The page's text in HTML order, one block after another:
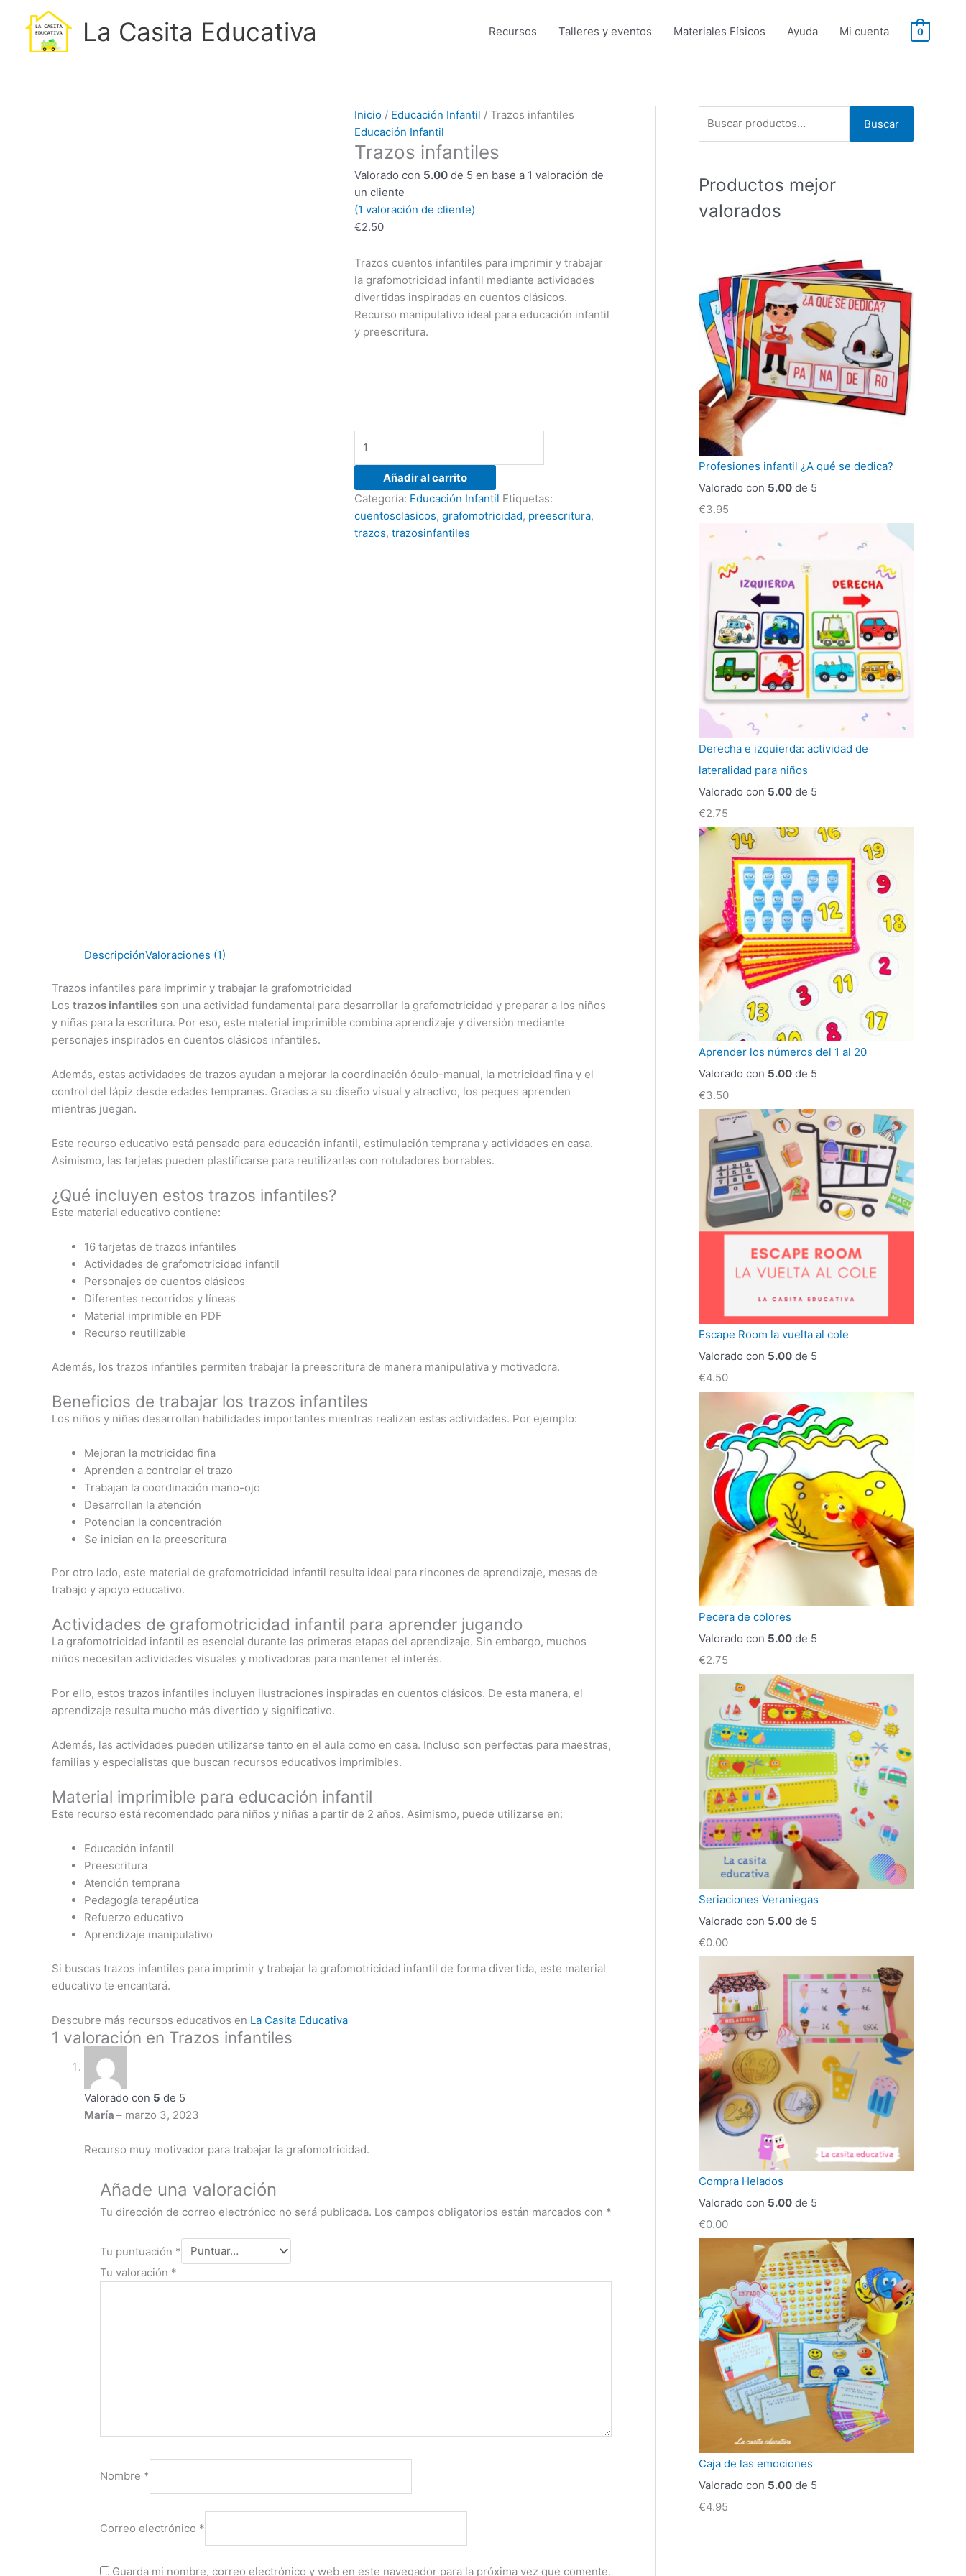
contenido
La Casita Educativa Recursos Talleres y eventos Materiales Físicos Ayuda Mi cuenta 0
Inicio/ Educación Infantil / Trazos infantiles
Educación Infantil
Trazos infantiles
Valorado con 5.00de 5 en base a 1 valoración de
un cliente
(1 valoración de cliente)
€2.50
Trazos cuentos infantiles para imprimir y trabajar
la grafomotricidad infantil mediante actividades
divertidas inspiradas en cuentos clásicos.
Recurso manipulativo ideal para educación infantil
y preescritura.
Trazos
infantiles
cantidad
Añadir al carrito
Categoría: Educación Infantil Etiquetas:
cuentosclasicos, grafomotricidad, preescritura,
trazos, trazosinfantiles
DescripciónValoraciones (1)
Trazos infantiles para imprimir y trabajar la grafomotricidad
Los trazos infantiles son una actividad fundamental para desarrollar la grafomotricidad y preparar a los niños
y niñas para la escritura. Por eso, este material imprimible combina aprendizaje y diversión mediante
personajes inspirados en cuentos clásicos infantiles.
Además, estas actividades de trazos ayudan a mejorar la coordinación óculo-manual, la motricidad fina y el
control del lápiz desde edades tempranas. Gracias a su diseño visual y atractivo, los peques aprenden
mientras juegan.
Este recurso educativo está pensado para educación infantil, estimulación temprana y actividades en casa.
Asimismo, las tarjetas pueden plastificarse para reutilizarlas con rotuladores borrables.
¿Qué incluyen estos trazos infantiles?
Este material educativo contiene:
16 tarjetas de trazos infantiles
Actividades de grafomotricidad infantil
Personajes de cuentos clásicos
Diferentes recorridos y líneas
Material imprimible en PDF
Recurso reutilizable
Además, los trazos infantiles permiten trabajar la preescritura de manera manipulativa y motivadora.
Beneficios de trabajar los trazos infantiles
Los niños y niñas desarrollan habilidades importantes mientras realizan estas actividades. Por ejemplo:
Mejoran la motricidad fina
Aprenden a controlar el trazo
Trabajan la coordinación mano-ojo
Desarrollan la atención
Potencian la concentración
Se inician en la preescritura
Por otro lado, este material de grafomotricidad infantil resulta ideal para rincones de aprendizaje, mesas de
trabajo y apoyo educativo.
Actividades de grafomotricidad infantil para aprender jugando
La grafomotricidad infantil es esencial durante las primeras etapas del aprendizaje. Sin embargo, muchos
niños necesitan actividades visuales y motivadoras para mantener el interés.
Por ello, estos trazos infantiles incluyen ilustraciones inspiradas en cuentos clásicos. De esta manera, el
aprendizaje resulta mucho más divertido y significativo.
Además, las actividades pueden utilizarse tanto en el aula como en casa. Incluso son perfectas para maestras,
familias y especialistas que buscan recursos educativos imprimibles.
Material imprimible para educación infantil
Este recurso está recomendado para niños y niñas a partir de 2 años. Asimismo, puede utilizarse en:
Educación infantil
Preescritura
Atención temprana
Pedagogía terapéutica
Refuerzo educativo
Aprendizaje manipulativo
Si buscas trazos infantiles para imprimir y trabajar la grafomotricidad infantil de forma divertida, este material
educativo te encantará.
Descubre más recursos educativos en La Casita Educativa
1 valoración en Trazos infantiles
Valorado con 5 de 5
María – marzo 3, 2023
Recurso muy motivador para trabajar la grafomotricidad.
Añade una valoración
Tu dirección de correo electrónico no será publicada. Los campos obligatorios están marcados con *
Tu puntuación *
Tu valoración *
Nombre *
Correo electrónico *
Guarda mi nombre, correo electrónico y web en este navegador para la próxima vez que comente.
u
c
:
Buscar
Productos mejor
valorados
Profesiones infantil ¿A qué se dedica?
Valorado con 5.00 de 5
€3.95
Derecha e izquierda: actividad de
lateralidad para niños
Valorado con 5.00 de 5
€2.75
Aprender los números del 1 al 20
Valorado con 5.00 de 5
€3.50
Escape Room la vuelta al cole
Valorado con 5.00 de 5
€4.50
Pecera de colores
Valorado con 5.00 de 5
€2.75
Seriaciones Veraniegas
Valorado con 5.00 de 5
€0.00
Compra Helados
Valorado con 5.00 de 5
€0.00
Caja de las emociones
Valorado con 5.00 de 5
€4.95